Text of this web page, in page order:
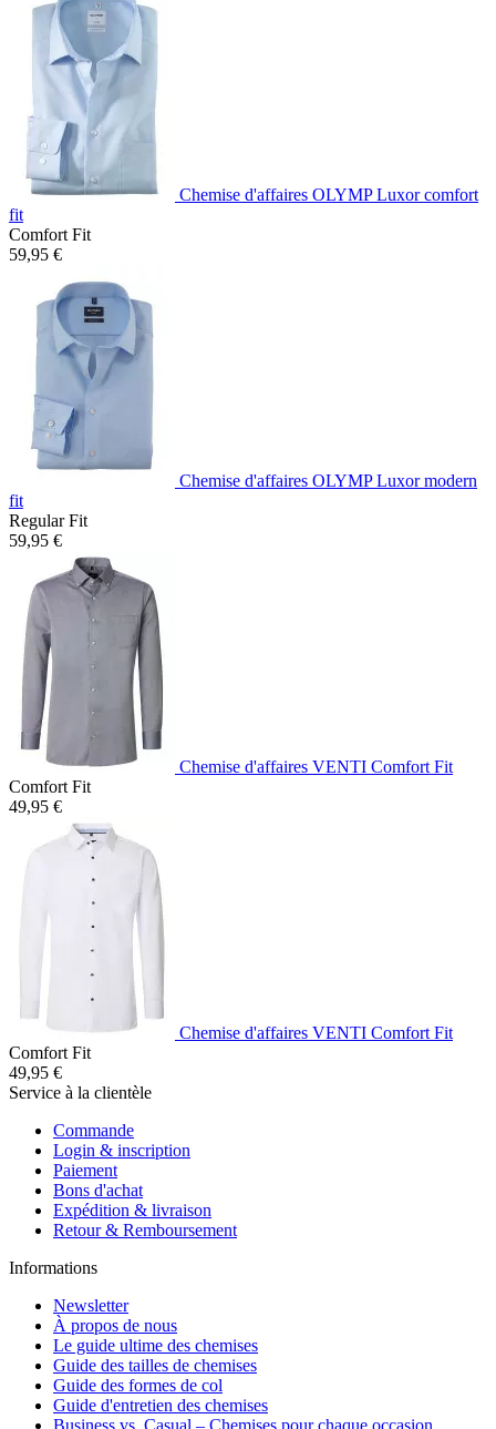
Chemise d'affaires OLYMP Luxor comfort
fit
Comfort Fit
59,95 €
Chemise d'affaires OLYMP Luxor modern
fit
Regular Fit
59,95 €
Chemise d'affaires VENTI Comfort Fit
Comfort Fit
49,95 €
Chemise d'affaires VENTI Comfort Fit
Comfort Fit
49,95 €
Service à la clientèle
Commande
Login & inscription
Paiement
Bons d'achat
Expédition & livraison
Retour & Remboursement
Informations
Newsletter
À propos de nous
Le guide ultime des chemises
Guide des tailles de chemises
Guide des formes de col
Guide d'entretien des chemises
Business vs. Casual – Chemises pour chaque occasion